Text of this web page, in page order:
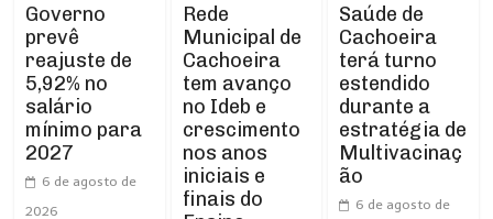
Governo
prevê
reajuste de
5,92% no
salário
mínimo para
2027
6 de agosto de
2026
Rede
Municipal de
Cachoeira
tem avanço
no Ideb e
crescimento
nos anos
iniciais e
finais do
Saúde de
Cachoeira
terá turno
estendido
durante a
estratégia de
Multivacinaç
ão
6 de agosto de